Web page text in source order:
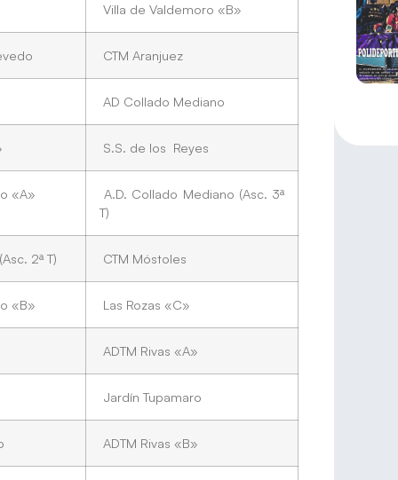
Villa de Valdemoro «B»
CTM Aranjuez
AD Collado Mediano
S.S. de los Reyes
«A»
A.D. Collado Mediano (Asc. 3ª
T)
2ª T) CTM Móstoles
«B» Las Rozas «C»
ADTM Rivas «A»
Jardín Tupamaro
ADTM Rivas «B»